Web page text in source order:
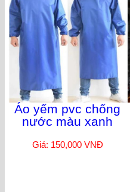
Áo yếm pvc chống
nước màu xanh
Giá: 150,000 VNĐ